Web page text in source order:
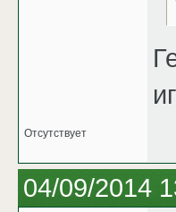
Отсутствует
04/09/2014